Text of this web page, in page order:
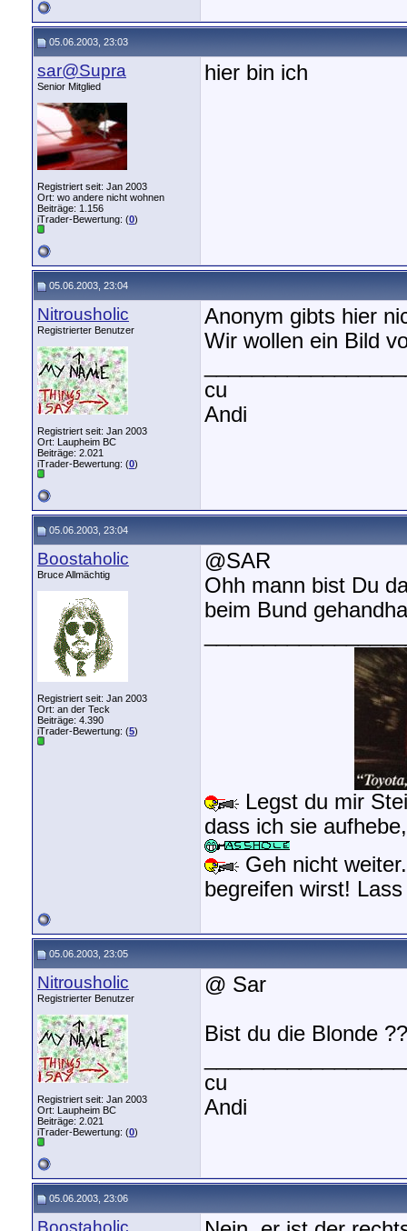
05.06.2003, 23:03
sar@Supra
Senior Mitglied
Registriert seit: Jan 2003
Ort: wo andere nicht wohnen
Beiträge: 1.156
iTrader-Bewertung: (0)
hier bin ich
05.06.2003, 23:04
Nitrousholic
Registrierter Benutzer
Registriert seit: Jan 2003
Ort: Laupheim BC
Beiträge: 2.021
iTrader-Bewertung: (0)
Anonym gibts hier
Wir wollen ein Bild
cu
Andi
05.06.2003, 23:04
Boostaholic
Bruce Allmächtig
Registriert seit: Jan 2003
Ort: an der Teck
Beiträge: 4.390
iTrader-Bewertung: (5)
@SAR
Ohh mann bist Du
beim Bund
Legst du mir
dass ich sie
Geh nicht
begreifen wirst!
05.06.2003, 23:05
Nitrousholic
Registrierter Benutzer
Registriert seit: Jan 2003
Ort: Laupheim BC
Beiträge: 2.021
iTrader-Bewertung: (0)
@ Sar
Bist du die Blonde
cu
Andi
05.06.2003, 23:06
Boostaholic